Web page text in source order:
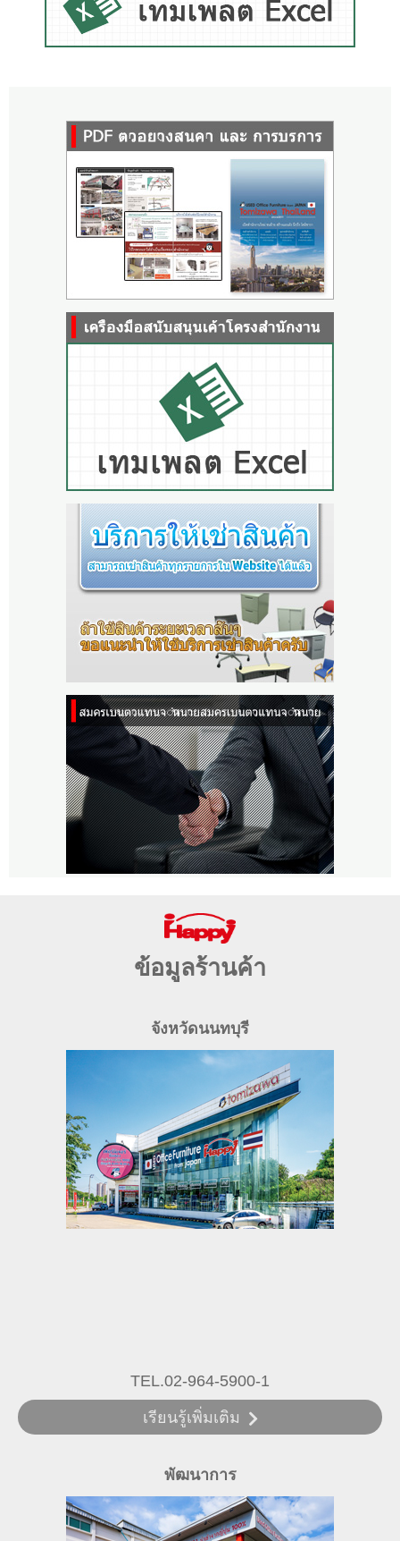
ข้อมูลร้านค้า
จังหวัดนนทบุรี
TEL.02-964-5900-1
เรียนรู้เพิ่มเติม
พัฒนาการ